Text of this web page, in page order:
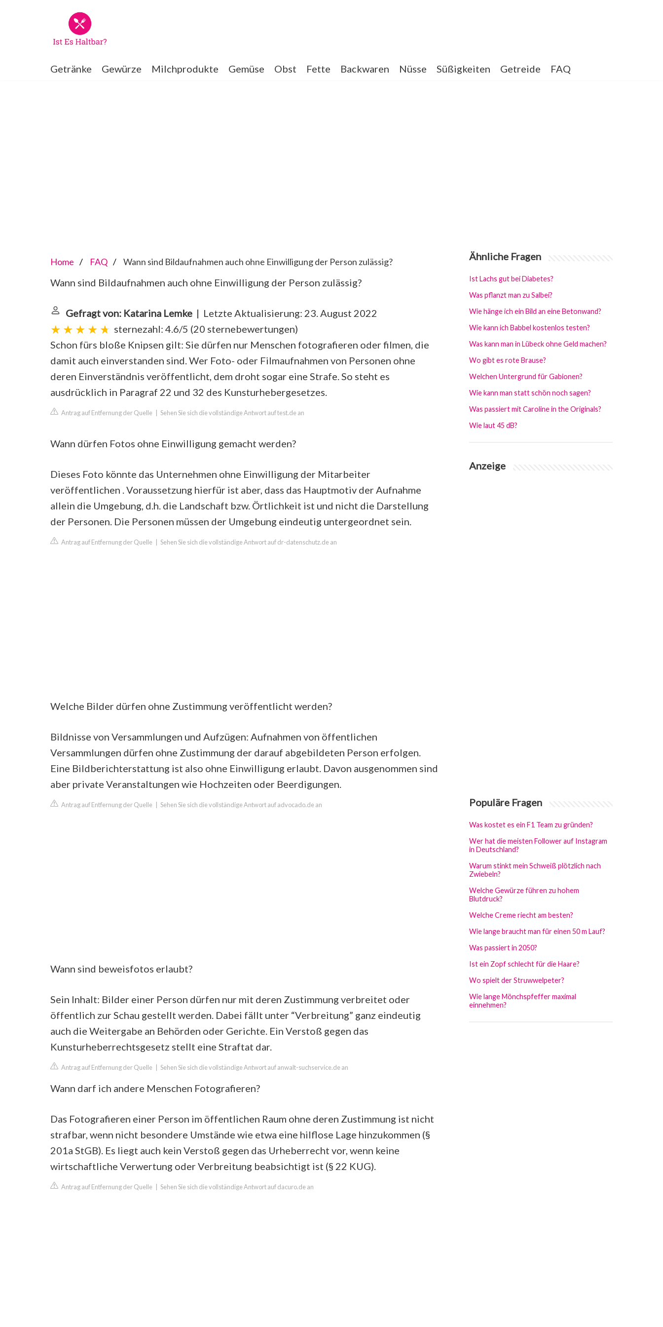
Getränke Gewürze Milchprodukte Gemüse Obst Fette Backwaren Nüsse Süßigkeiten Getreide FAQ
Home FAQ Wann sind Bildaufnahmen auch ohne Einwilligung der Person zulässig?
Wann sind Bildaufnahmen auch ohne Einwilligung der Person zulässig?
Gefragt von: Katarina Lemke | Letzte Aktualisierung: 23. August 2022
sternezahl: 4.6/5 (20 sternebewertungen)
Schon fürs bloße Knipsen gilt: Sie dürfen nur Menschen fotografieren oder filmen, die
damit auch einverstanden sind. Wer Foto- oder Filmaufnahmen von Personen ohne
deren Einverständnis veröffentlicht, dem droht sogar eine Strafe. So steht es
ausdrücklich in Paragraf 22 und 32 des Kunsturhebergesetzes.
Antrag auf Entfernung der Quelle Sehen Sie sich die vollständige Antwort auf test.de an
Wann dürfen Fotos ohne Einwilligung gemacht werden?
Dieses Foto könnte das Unternehmen ohne Einwilligung der Mitarbeiter
veröffentlichen . Voraussetzung hierfür ist aber, dass das Hauptmotiv der Aufnahme
allein die Umgebung, d.h. die Landschaft bzw. Örtlichkeit ist und nicht die Darstellung
der Personen. Die Personen müssen der Umgebung eindeutig untergeordnet sein.
Antrag auf Entfernung der Quelle Sehen Sie sich die vollständige Antwort auf dr-datenschutz.de an
Welche Bilder dürfen ohne Zustimmung veröffentlicht werden?
Bildnisse von Versammlungen und Aufzügen: Aufnahmen von öffentlichen
Versammlungen dürfen ohne Zustimmung der darauf abgebildeten Person erfolgen.
Eine Bildberichterstattung ist also ohne Einwilligung erlaubt. Davon ausgenommen sind
aber private Veranstaltungen wie Hochzeiten oder Beerdigungen.
Antrag auf Entfernung der Quelle Sehen Sie sich die vollständige Antwort auf advocado.de an
Wann sind beweisfotos erlaubt?
Sein Inhalt: Bilder einer Person dürfen nur mit deren Zustimmung verbreitet oder
öffentlich zur Schau gestellt werden. Dabei fällt unter “Verbreitung” ganz eindeutig
auch die Weitergabe an Behörden oder Gerichte. Ein Verstoß gegen das
Kunsturheberrechtsgesetz stellt eine Straftat dar.
Antrag auf Entfernung der Quelle Sehen Sie sich die vollständige Antwort auf anwalt-suchservice.de an
Wann darf ich andere Menschen Fotografieren?
Das Fotografieren einer Person im öffentlichen Raum ohne deren Zustimmung ist nicht
strafbar, wenn nicht besondere Umstände wie etwa eine hilflose Lage hinzukommen (§
201a StGB). Es liegt auch kein Verstoß gegen das Urheberrecht vor, wenn keine
wirtschaftliche Verwertung oder Verbreitung beabsichtigt ist (§ 22 KUG).
Antrag auf Entfernung der Quelle Sehen Sie sich die vollständige Antwort auf dacuro.de an
Ähnliche Fragen
Ist Lachs gut bei Diabetes?
Was pflanzt man zu Salbei?
Wie hänge ich ein Bild an eine Betonwand?
Wie kann ich Babbel kostenlos testen?
Was kann man in Lübeck ohne Geld machen?
Wo gibt es rote Brause?
Welchen Untergrund für Gabionen?
Wie kann man statt schön noch sagen?
Was passiert mit Caroline in the Originals?
Wie laut 45 dB?
Anzeige
Populäre Fragen
Was kostet es ein F1 Team zu gründen?
Wer hat die meisten Follower auf Instagram
in Deutschland?
Warum stinkt mein Schweiß plötzlich nach
Zwiebeln?
Welche Gewürze führen zu hohem
Blutdruck?
Welche Creme riecht am besten?
Wie lange braucht man für einen 50 m Lauf?
Was passiert in 2050?
Ist ein Zopf schlecht für die Haare?
Wo spielt der Struwwelpeter?
Wie lange Mönchspfeffer maximal
einnehmen?